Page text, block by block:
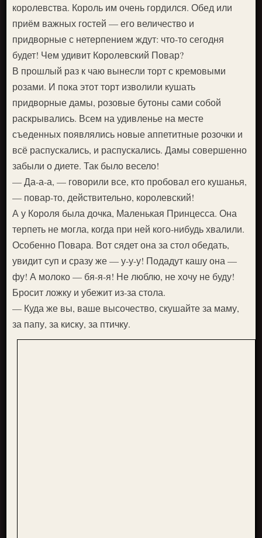
королевства. Король им очень гордился. Обед или
приём важных гостей — его величество и
придворные с нетерпением ждут: что-то сегодня
будет! Чем удивит Королевский Повар?
В прошлый раз к чаю вынесли торт с кремовыми
розами. И пока этот торт изволили кушать
придворные дамы, розовые бутоны сами собой
раскрывались. Всем на удивленье на месте
съеденных появлялись новые аппетитные розочки и
всё распускались, и распускались. Дамы совершенно
забыли о диете. Так было весело!
— Да-а-а, — говорили все, кто пробовал его кушанья,
— повар-то, действительно, королевский!
А у Короля была дочка, Маленькая Принцесса. Она
терпеть не могла, когда при ней кого-нибудь хвалили.
Особенно Повара. Вот сядет она за стол обедать,
увидит суп и сразу же — у-у-у! Подадут кашу она —
фу! А молоко — бя-я-я! Не люблю, не хочу не буду!
Бросит ложку и убежит из-за стола.
— Куда же вы, ваше высочество, скушайте за маму,
за папу, за киску, за птичку.